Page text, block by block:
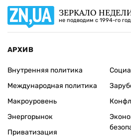
ЗЕРКАЛО
не подводим с 1994-го
АРХИВ
Внутренняя политика
Международная политика
Макроуровень
Энергорынок
Приватизация